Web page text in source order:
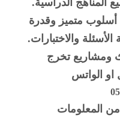
أسلوب متميز وقدرة
والاختبارات.
ومشاريع تخرج
او الواتس
من المعلومات